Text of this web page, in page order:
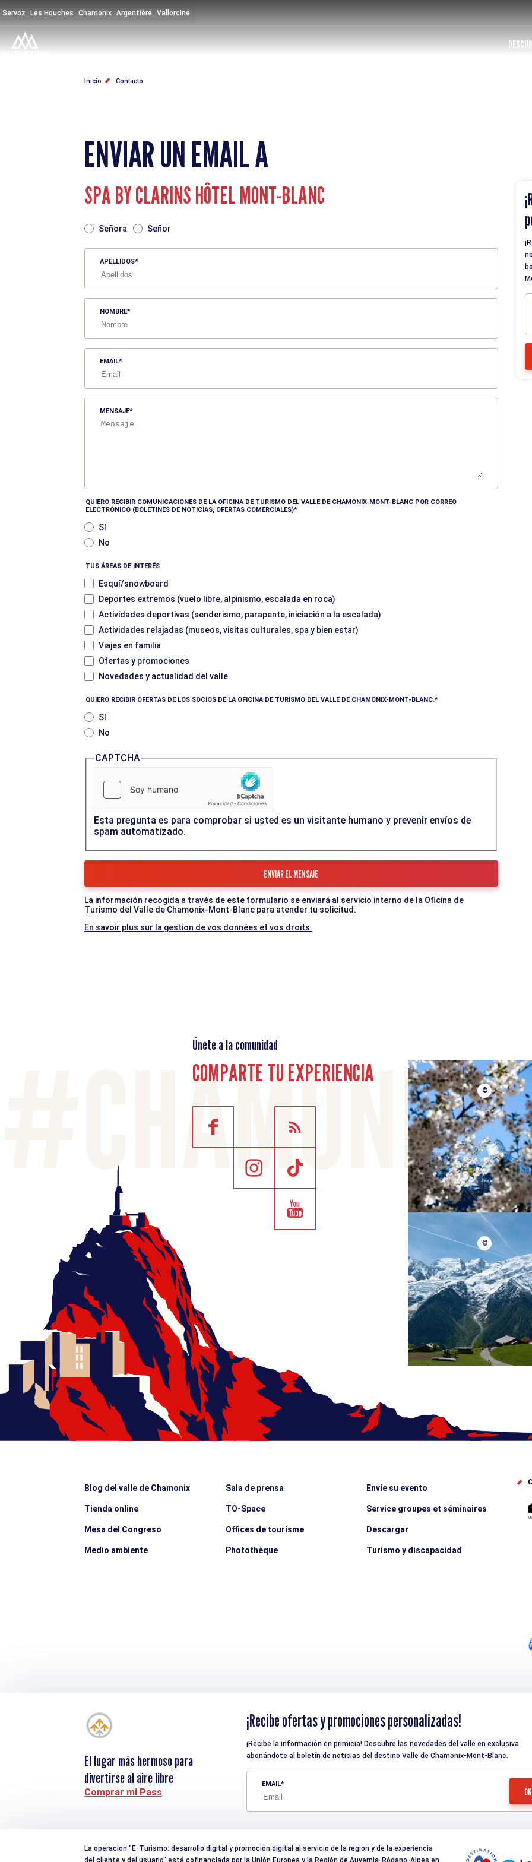
al
contenido
principal
Servoz Les Houches Chamonix Argentière Vallorcine
SOBRESCRIBIR
AYUDA
NAVEGACIÓN
Inicio Contacto
ENVIAR UN EMAIL A
SPA BY CLARINS HÔTEL MONT-BLANC
Señora Señor
APELLIDOS
NOMBRE
EMAIL
MENSAJE
QUIERO RECIBIR COMUNICACIONES DE LA OFICINA DE TURISMO DEL VALLE DE CHAMONIX-MONT-BLANC POR CORREO
ELECTRÓNICO (BOLETINES DE NOTICIAS, OFERTAS COMERCIALES)
Sí
No
TUS ÁREAS DE INTERÉS
Esquí/snowboard
Deportes extremos (vuelo libre, alpinismo, escalada en roca)
Actividades deportivas (senderismo, parapente, iniciación a la escalada)
Actividades relajadas (museos, visitas culturales, spa y bien estar)
Viajes en familia
Ofertas y promociones
Novedades y actualidad del valle
QUIERO RECIBIR OFERTAS DE LOS SOCIOS DE LA OFICINA DE TURISMO DEL VALLE DE CHAMONIX-MONT-BLANC.
Sí
No
CAPTCHA
Esta pregunta es para comprobar si usted es un visitante humano y prevenir envíos de
spam automatizado.
La información recogida a través de este formulario se enviará al servicio interno de la Oficina de
Turismo del Valle de Chamonix-Mont-Blanc para atender tu solicitud.
En savoir plus sur la gestion de vos données et vos droits.
Únete a la comunidad
COMPARTE TU EXPERIENCIA
©
©
Blog del valle de Chamonix
Tienda online
Mesa del Congreso
Medio ambiente
Sala de prensa
TO-Space
Offices de tourisme
Photothèque
Envíe su evento
Service groupes et séminaires
Descargar
Turismo y discapacidad
El lugar más hermoso para
divertirse al aire libre
Comprar mi Pass
¡Recibe ofertas y promociones personalizadas!
¡Recibe la información en primicia! Descubre las novedades del valle en exclusiva
abonándote al boletín de noticias del destino Valle de Chamonix-Mont-Blanc.
EMAIL
La operación "E-Turismo: desarrollo digital y promoción digital al servicio de la región y de la experiencia